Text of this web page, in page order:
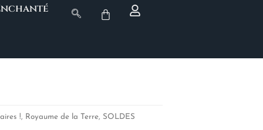
!, Royaume de la Terre, SOLDES